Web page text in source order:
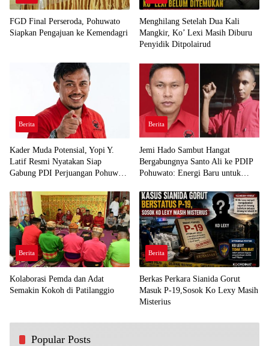
FGD Final Perseroda, Pohuwato
Siapkan Pengajuan ke Kemendagri
Menghilang Setelah Dua Kali
Mangkir, Ko’ Lexi Masih Diburu
Penyidik Ditpolairud
Berita
Kader Muda Potensial, Yopi Y.
Latif Resmi Nyatakan Siap
Gabung PDI Perjuangan Pohuwato
Berita
Jemi Hado Sambut Hangat
Bergabungnya Santo Ali ke PDIP
Pohuwato: Energi Baru untuk
Berita
Kolaborasi Pemda dan Adat
Semakin Kokoh di Patilanggio
Berita
Berkas Perkara Sianida Gorut
Masuk P-19,Sosok Ko Lexy Masih
Misterius
Popular Posts